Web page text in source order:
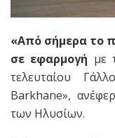
«Από σήμερα το
σε εφαρμογή με
τελευταίου
Barkhane»,
των Ηλυσίων.